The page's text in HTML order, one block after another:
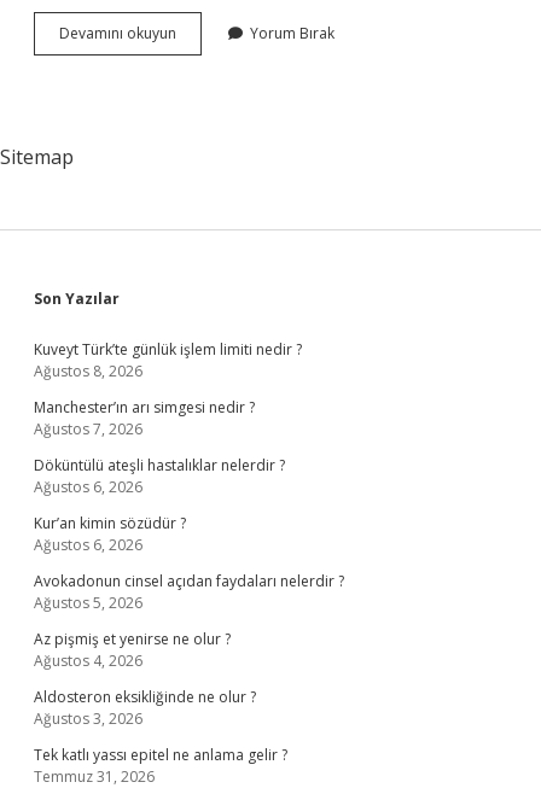
Devamını okuyun
Vermek
Yorum Bırak
Sitemap
Sidebar
Son Yazılar
Kuveyt Türk’te günlük işlem limiti nedir ?
Ağustos 8, 2026
Manchester’ın arı simgesi nedir ?
Ağustos 7, 2026
Döküntülü ateşli hastalıklar nelerdir ?
Ağustos 6, 2026
Kur’an kimin sözüdür ?
Ağustos 6, 2026
Avokadonun cinsel açıdan faydaları nelerdir ?
Ağustos 5, 2026
Az pişmiş et yenirse ne olur ?
Ağustos 4, 2026
Aldosteron eksikliğinde ne olur ?
Ağustos 3, 2026
Tek katlı yassı epitel ne anlama gelir ?
Temmuz 31, 2026